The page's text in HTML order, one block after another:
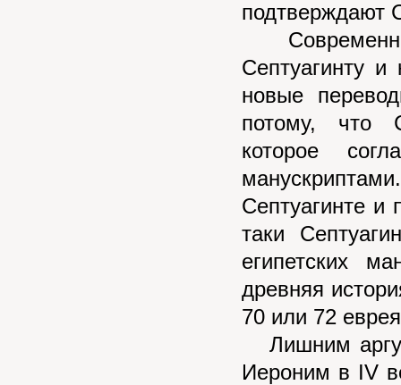
подтверждают
Септуагинту и
новые
потому, что
которое
Септуагинте и
таки
египетских
древняя
70 или 72
Лишним
Иероним в IV